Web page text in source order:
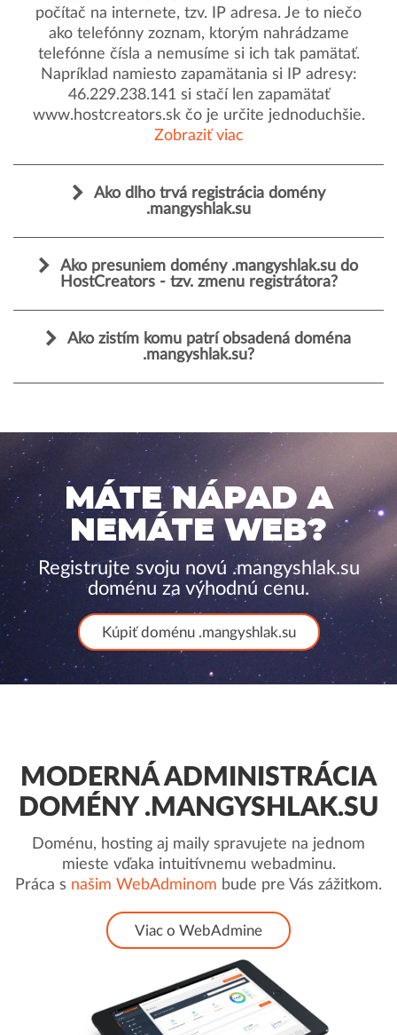
počítač na internete, tzv. IP adresa. Je to niečo
ako telefónny zoznam, ktorým nahrádzame
telefónne čísla a nemusíme si ich tak pamätať.
Napríklad namiesto zapamätania si IP adresy:
46.229.238.141 si stačí len zapamätať
www.hostcreators.sk čo je určite jednoduchšie.
Zobraziť viac
Ako dlho trvá registrácia domény
.mangyshlak.su
Ako presuniem domény .mangyshlak.su do
HostCreators - tzv. zmenu registrátora?
Ako zistím komu patrí obsadená doména
.mangyshlak.su?
MÁTE NÁPAD A
NEMÁTE WEB?
Registrujte svoju novú .mangyshlak.su
doménu za výhodnú cenu.
Kúpiť doménu .mangyshlak.su
MODERNÁ ADMINISTRÁCIA
DOMÉNY .MANGYSHLAK.SU
Doménu, hosting aj maily spravujete na jednom
mieste vďaka intuitívnemu webadminu.
Práca s našim WebAdminom bude pre Vás zážitkom.
Viac o WebAdmine